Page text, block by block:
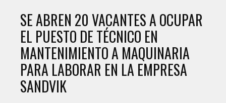
SE ABREN 20 VACANTES A OCUPAR
EL PUESTO DE TÉCNICO EN
MANTENIMIENTO A MAQUINARIA
PARA LABORAR EN LA EMPRESA
SANDVIK